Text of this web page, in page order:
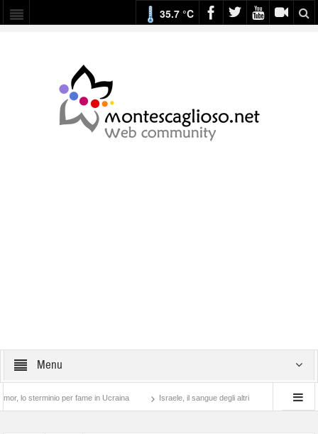
35.7 °C
Menu
per fame in Ucraina Israele, il sangue degli altri Lotta di classe… tra